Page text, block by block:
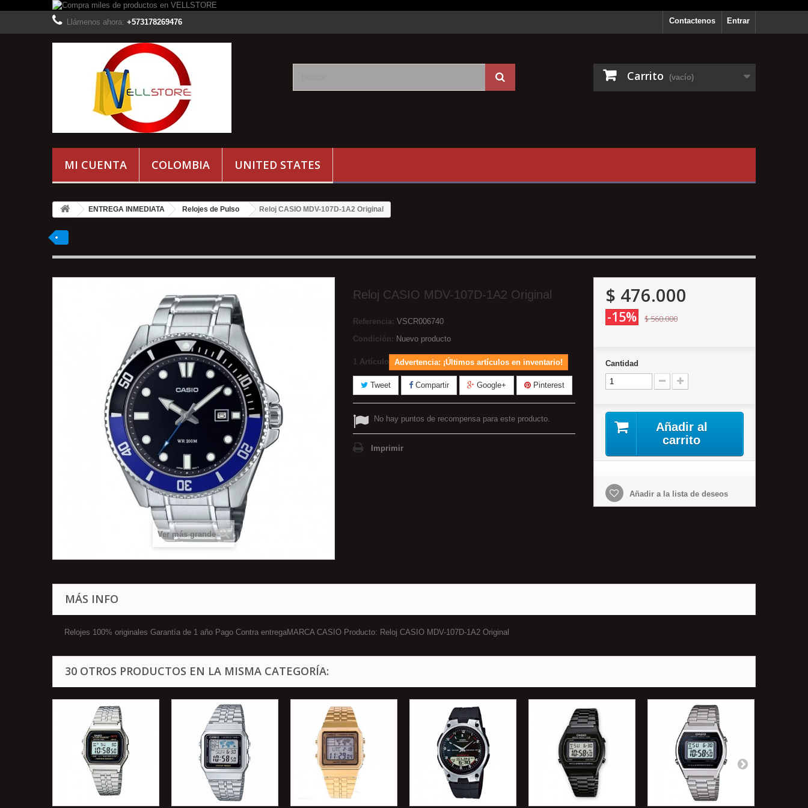
Entrar
Contactenos
Llámenos ahora: +573178269476
Carrito (vacío)
MI CUENTA COLOMBIA UNITED STATES
ENTREGA INMEDIATA Relojes de Pulso Reloj CASIO MDV-107D-1A2 Original
Ver más grande
Reloj CASIO MDV-107D-1A2 Original
Referencia: VSCR006740
Condición: Nuevo producto
1 Artículo Advertencia: ¡Últimos artículos en inventario!
Tweet Compartir Google+ Pinterest
No hay puntos de recompensa para este producto.
Imprimir
$ 476.000
-15% $ 560.000
Cantidad
Añadir al
carrito
Añadir a la lista de deseos
MÁS INFO
Relojes 100% originales Garantía de 1 año Pago Contra entregaMARCA CASIO Producto: Reloj CASIO MDV-107D-1A2 Original
30 OTROS PRODUCTOS EN LA MISMA CATEGORÍA: